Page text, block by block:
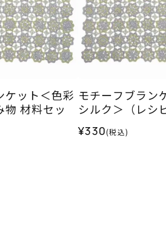
ケット＜色彩
物 材料セッ
モチーフブラン
シルク＞（レシ
¥330(税込)